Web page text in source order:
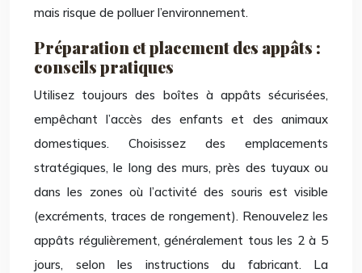
mais risque de polluer l’environnement.
Préparation et placement des appâts :
conseils pratiques
Utilisez toujours des boîtes à appâts sécurisées,
empêchant l’accès des enfants et des animaux
domestiques. Choisissez des emplacements
stratégiques, le long des murs, près des tuyaux ou
dans les zones où l’activité des souris est visible
(excréments, traces de rongement). Renouvelez les
appâts régulièrement, généralement tous les 2 à 5
jours, selon les instructions du fabricant. La